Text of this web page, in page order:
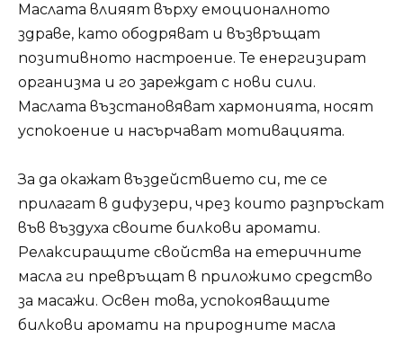
Маслата влияят върху емоционалното
здраве, като ободряват и възвръщат
позитивното настроение. Те енергизират
организма и го зареждат с нови сили.
Маслата възстановяват хармонията, носят
успокоение и насърчават мотивацията.
За да окажат въздействието си, те се
прилагат в дифузери, чрез които разпръскат
във въздуха своите билкови аромати.
Релаксиращите свойства на етеричните
масла ги превръщат в приложимо средство
за масажи. Освен това, успокояващите
билкови аромати на природните масла